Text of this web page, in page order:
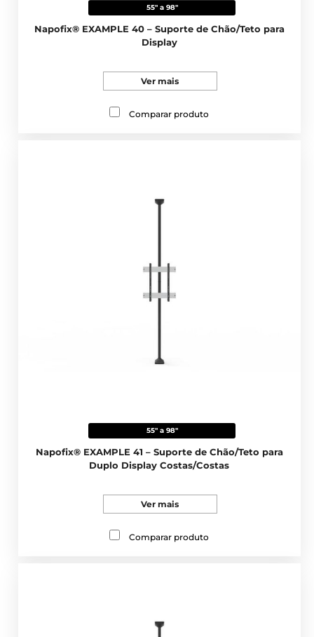
55" a 98"
Napofix® EXAMPLE 40 – Suporte de Chão/Teto para
Display
Ver mais
Comparar produto
55" a 98"
Napofix® EXAMPLE 41 – Suporte de Chão/Teto para
Duplo Display Costas/Costas
Ver mais
Comparar produto